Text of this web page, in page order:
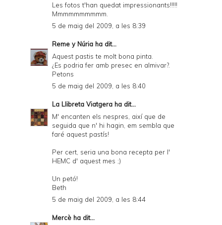
Les fotos t'han quedat impressionants!!!!!
Mmmmmmmmmm.
5 de maig del 2009, a les 8:39
Reme y Núria ha dit...
Aquest pastis te molt bona pinta.
¿Es podria fer amb presec en almivar?.
Petons
5 de maig del 2009, a les 8:40
La Llibreta Viatgera ha dit...
M' encanten els nespres, així que de
seguida que n' hi hagin, em sembla que
faré aquest pastís!
Per cert, seria una bona recepta per l'
HEMC d' aquest mes ;)
Un petó!
Beth
5 de maig del 2009, a les 8:44
Mercè ha dit...